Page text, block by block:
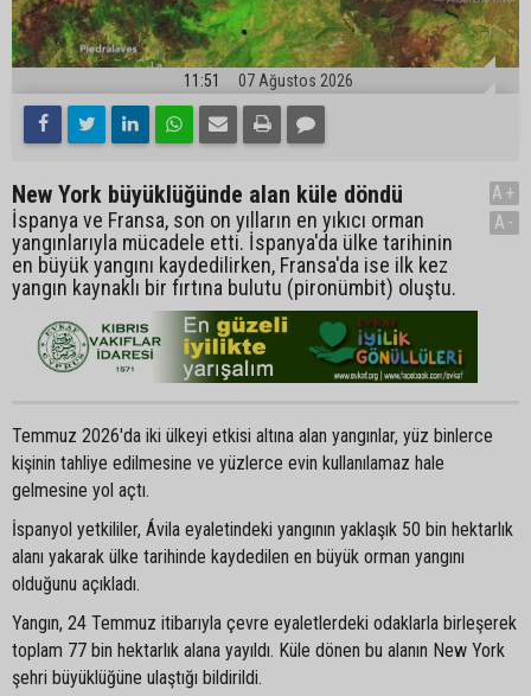
11:51 07 Ağustos 2026
New York büyüklüğünde alan küle döndü
İspanya ve Fransa, son on yılların en yıkıcı orman
yangınlarıyla mücadele etti. İspanya'da ülke tarihinin
en büyük yangını kaydedilirken, Fransa'da ise ilk kez
yangın kaynaklı bir fırtına bulutu (pironümbit) oluştu.
A+
A-
Temmuz 2026'da iki ülkeyi etkisi altına alan yangınlar, yüz binlerce
kişinin tahliye edilmesine ve yüzlerce evin kullanılamaz hale
gelmesine yol açtı.
İspanyol yetkililer, Ávila eyaletindeki yangının yaklaşık 50 bin hektarlık
alanı yakarak ülke tarihinde kaydedilen en büyük orman yangını
olduğunu açıkladı.
Yangın, 24 Temmuz itibarıyla çevre eyaletlerdeki odaklarla birleşerek
toplam 77 bin hektarlık alana yayıldı. Küle dönen bu alanın New York
şehri büyüklüğüne ulaştığı bildirildi.